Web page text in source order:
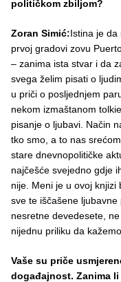
političkom zbiljom?
Zoran Simić:Istina je da
prvoj gradovi zovu
– zanima ista stvar i da
svega želim pisati o
u priči o posljednjem
nekom izmaštanom
pisanje o ljubavi. Način
tko smo, a to nas
stare dnevnopolitičke
najčešće svejedno gdje
nije. Meni je u ovoj knjizi
sve te iščašene
nesretne devedesete,
nijednu priliku da
Vaše su priče
događajnost. Zanima